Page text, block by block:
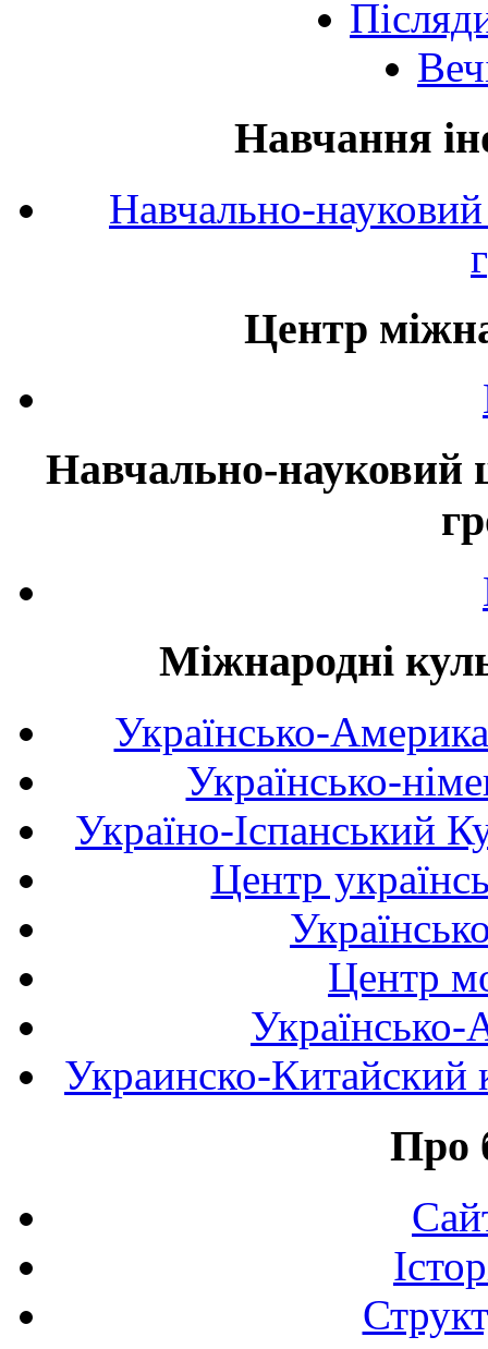
Навчання
Навчально-
Центр
Навчально-науковий
Міжнародні
Українсько-
Українсько-
Україно-Іспанський
Центр
Центр
Українсько-
Украинско-Китайский
Про